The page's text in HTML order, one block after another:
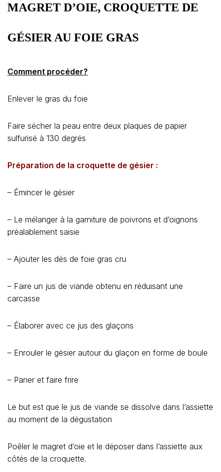
MAGRET D’OIE, CROQUETTE DE
GÉSIER AU FOIE GRAS
Comment procéder?
Enlever le gras du foie
Faire sécher la peau entre deux plaques de papier
sulfurisé à 130 degrés
Préparation de la croquette de gésier :
– Émincer le gésier
– Le mélanger à la garniture de poivrons et d’oignons
préalablement saisie
– Ajouter les dés de foie gras cru
– Faire un jus de viande obtenu en réduisant une
carcasse
– Élaborer avec ce jus des glaçons
– Enrouler le gésier autour du glaçon en forme de boule
– Paner et faire frire
Le but est que le jus de viande se dissolve dans l’assiette
au moment de la dégustation
Poêler le magret d’oie et le déposer dans l’assiette aux
côtés de la croquette.